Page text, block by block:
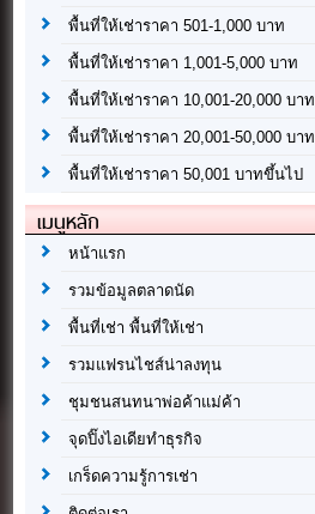
พื้นที่ให้เช่าราคา 501-1,000 บาท
พื้นที่ให้เช่าราคา 1,001-5,000 บาท
พื้นที่ให้เช่าราคา 10,001-20,000 บาท
พื้นที่ให้เช่าราคา 20,001-50,000 บาท
พื้นที่ให้เช่าราคา 50,001 บาทขึ้นไป
เมนูหลัก
หน้าแรก
รวมข้อมูลตลาดนัด
พื้นที่เช่า พื้นที่ให้เช่า
รวมแฟรนไชส์น่าลงทุน
ชุมชนสนทนาพ่อค้าแม่ค้า
จุดปิ๊งไอเดียทำธุรกิจ
เกร็ดความรู้การเช่า